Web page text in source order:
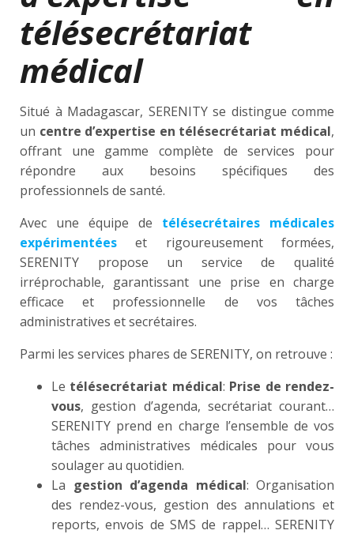
télésecrétariat
médical
Situé à Madagascar, SERENITY se distingue comme
un centre d’expertise en télésecrétariat médical,
offrant une gamme complète de services pour
répondre aux besoins spécifiques des
professionnels de santé.
Avec une équipe de télésecrétaires médicales
expérimentées et rigoureusement formées,
SERENITY propose un service de qualité
irréprochable, garantissant une prise en charge
efficace et professionnelle de vos tâches
administratives et secrétaires.
Parmi les services phares de SERENITY, on retrouve :
Le télésecrétariat médical: Prise de rendez-
vous, gestion d’agenda, secrétariat courant…
SERENITY prend en charge l’ensemble de vos
tâches administratives médicales pour vous
soulager au quotidien.
La gestion d’agenda médical: Organisation
des rendez-vous, gestion des annulations et
reports, envois de SMS de rappel… SERENITY